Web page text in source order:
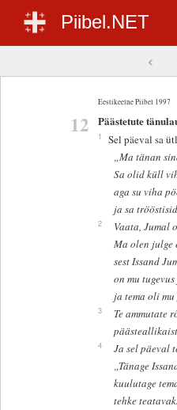
Piibel.NET
<
Eestikeelne Piibel 1997
12 Päästetute
1
Sel päeval sa
„Ma tänan
Sa olid küll
aga su viha
ja sa
2
Vaata, Jumal
Ma olen julge
sest Issand
on mu
ja tema oli
3
Te ammutate
4
Ja sel päeval
„Tänage
kuulutage
tehke